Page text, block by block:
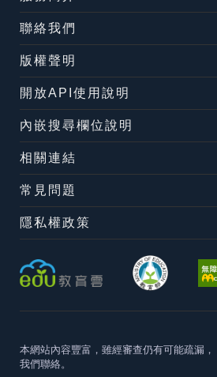
聯絡我們
版權聲明
開放API使用說明
內嵌搜尋欄位說明
相關連結
常見問題
隱私權政策
本網站內容豐富，雖經審查仍有可能疏漏，
我們聯絡。